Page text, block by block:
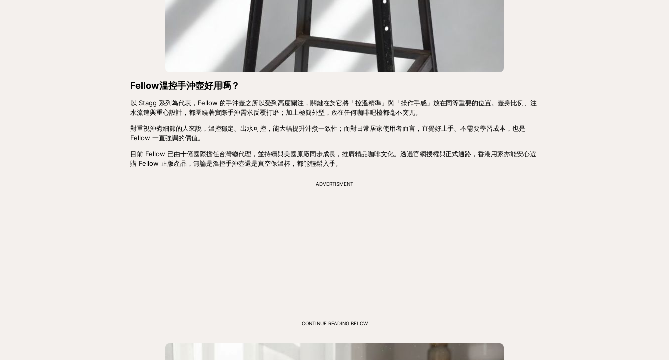
Fellow溫控手沖壺好用嗎？
以 Stagg 系列為代表，Fellow 的手沖壺之所以受到高度關注，關鍵在於它將「控溫精準」與「操作手感」放在同等重要的位置。壺身比例、注
水流速與重心設計，都圍繞著實際手沖需求反覆打磨；加上極簡外型，放在任何咖啡吧檯都毫不突兀。
對重視沖煮細節的人來說，溫控穩定、出水可控，能大幅提升沖煮一致性；而對日常居家使用者而言，直覺好上手、不需要學習成本，也是
Fellow 一直強調的價值。
目前 Fellow 已由十億國際擔任台灣總代理，並持續與美國原廠同步成長，推廣精品咖啡文化。透過官網授權與正式通路，香港用家亦能安心選
購 Fellow 正版產品，無論是溫控手沖壺還是真空保溫杯，都能輕鬆入手。
ADVERTISMENT
CONTINUE READING BELOW